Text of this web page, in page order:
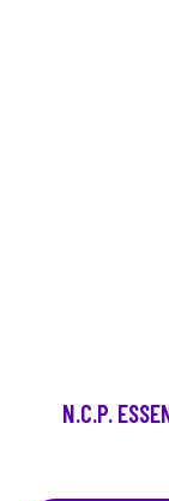
N.C.P.